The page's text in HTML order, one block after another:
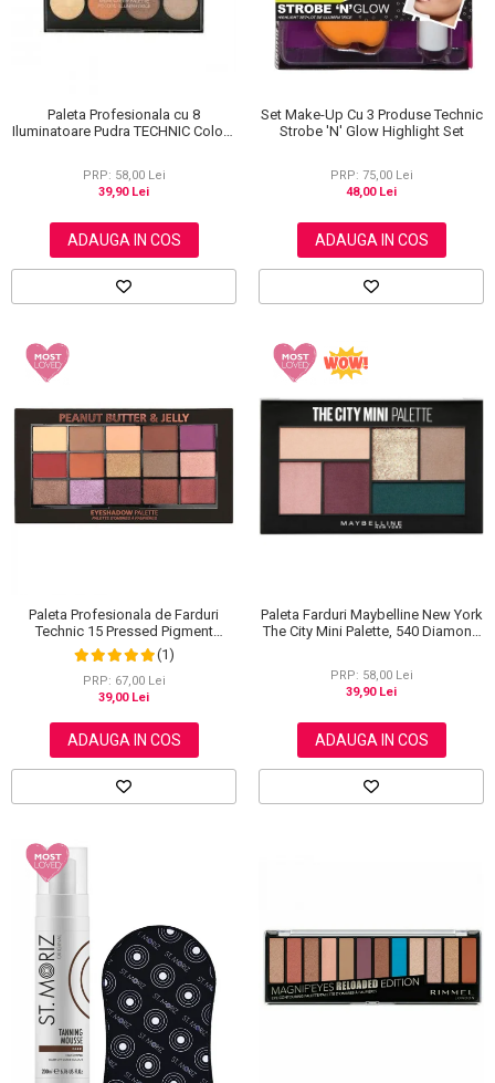
Paleta Profesionala cu 8
Iluminatoare Pudra TECHNIC Colour
PRP: 58,00 Lei
39,90 Lei
ADAUGA IN COS
Set Make-Up Cu 3 Produse Technic
Strobe 'N' Glow Highlight Set
PRP: 75,00 Lei
48,00 Lei
ADAUGA IN COS
Paleta Profesionala de Farduri
Technic 15 Pressed Pigment
Palette, Peanut Butter & Jelly, 15
Culori, 30 g
(1)
PRP: 67,00 Lei
39,00 Lei
ADAUGA IN COS
Paleta Farduri Maybelline New York
The City Mini Palette, 540 Diamond
PRP: 58,00 Lei
39,90 Lei
ADAUGA IN COS